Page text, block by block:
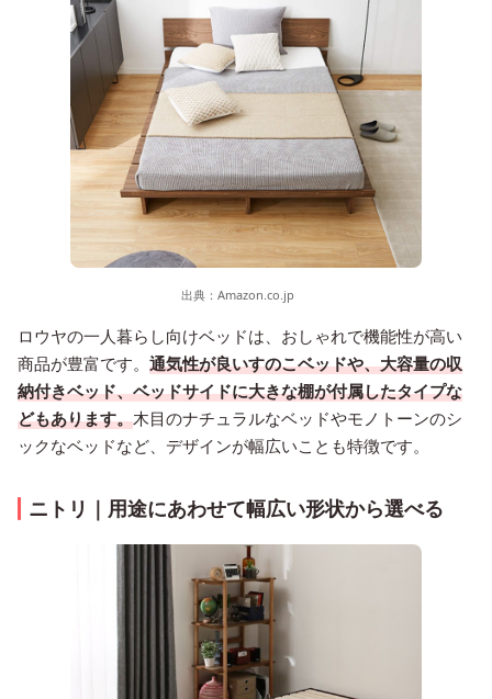
出典： Amazon.co.jp
ロウヤの一人暮らし向けベッドは、おしゃれで機能性が高い
商品が豊富です。 通気性が良いすのこベッドや、大容量の収
納付きベッド、ベッドサイドに大きな棚が付属したタイプな
どもあります。木目のナチュラルなベッドやモノトーンのシ
ックなベッドなど、デザインが幅広いことも特徴です。
ニトリ｜用途にあわせて幅広い形状から選べる